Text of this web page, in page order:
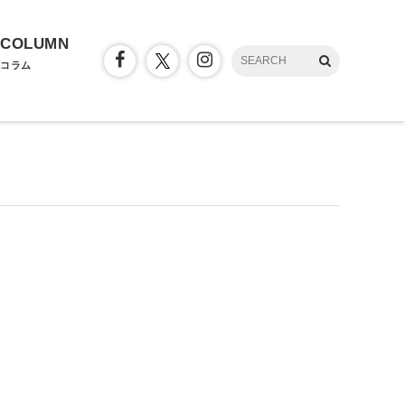
COLUMN
コラム